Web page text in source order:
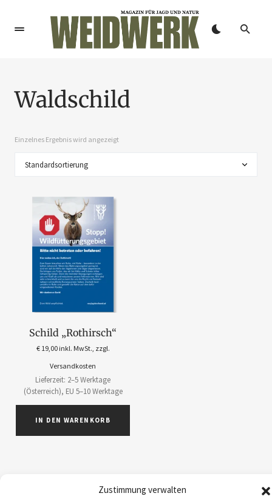
Zustimmung verwalten
Waldschild
Einzelnes Ergebnis wird angezeigt
Schild „Rothirsch“
€19,00 inkl. MwSt., zzgl.
Versandkosten
Lieferzeit: 2–5 Werktage
(Österreich), EU 5–10 Werktage
IN DEN WARENKORB